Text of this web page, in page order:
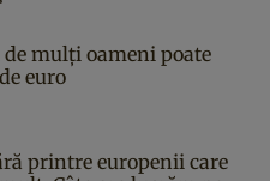
mulți oameni poate
euro
printre europenii care